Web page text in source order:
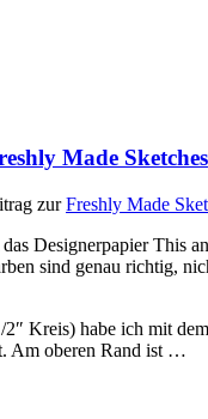
Made Sketches
zurFreshly Made
Designerpapier This
sind genau richtig,
Kreis) habe ich mit
Am oberen Rand ist …